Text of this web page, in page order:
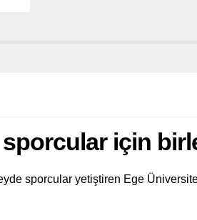
için
sporcular yetiştiren Ege